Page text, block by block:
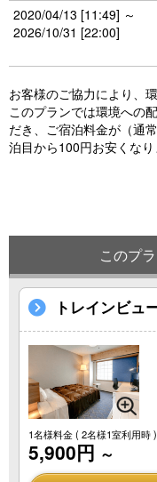
2020/04/13 [11:49] ～
2026/10/31 [22:00]
お客様のご協力により、
このプランでは環境への
だき、ご宿泊料金が（通
泊目から100円お安くなり
このプ
トレインビュ
1名様料金( 2名様1室利用時 )
5,900円 ～